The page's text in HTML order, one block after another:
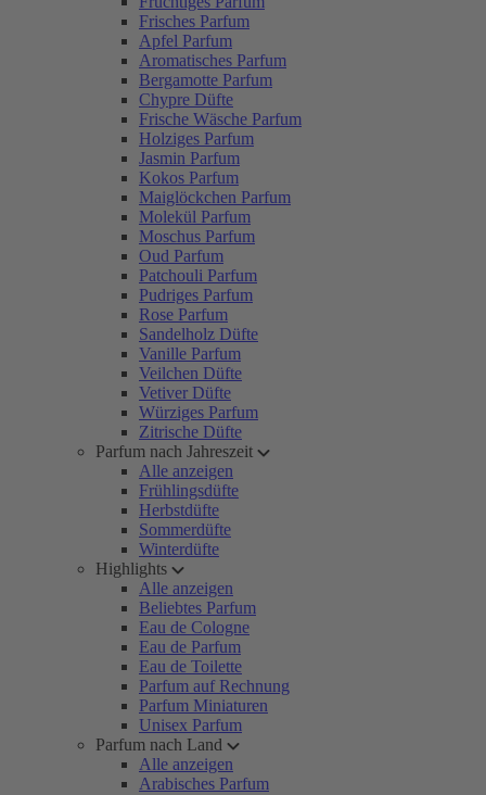
Frisches Parfum
Apfel Parfum
Aromatisches Parfum
Bergamotte Parfum
Chypre Düfte
Frische Wäsche Parfum
Holziges Parfum
Jasmin Parfum
Kokos Parfum
Maiglöckchen Parfum
Molekül Parfum
Moschus Parfum
Oud Parfum
Patchouli Parfum
Pudriges Parfum
Rose Parfum
Sandelholz Düfte
Vanille Parfum
Veilchen Düfte
Vetiver Düfte
Würziges Parfum
Zitrische Düfte
Parfum nach Jahreszeit
Alle anzeigen
Frühlingsdüfte
Herbstdüfte
Sommerdüfte
Winterdüfte
Highlights
Alle anzeigen
Beliebtes Parfum
Eau de Cologne
Eau de Parfum
Eau de Toilette
Parfum auf Rechnung
Parfum Miniaturen
Unisex Parfum
Parfum nach Land
Alle anzeigen
Arabisches Parfum